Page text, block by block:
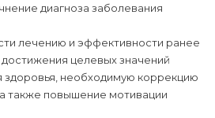
диагноза заболевания
лечению и эффективности ранее
целевых значений
здоровья, необходимую коррекцию
также повышение мотивации